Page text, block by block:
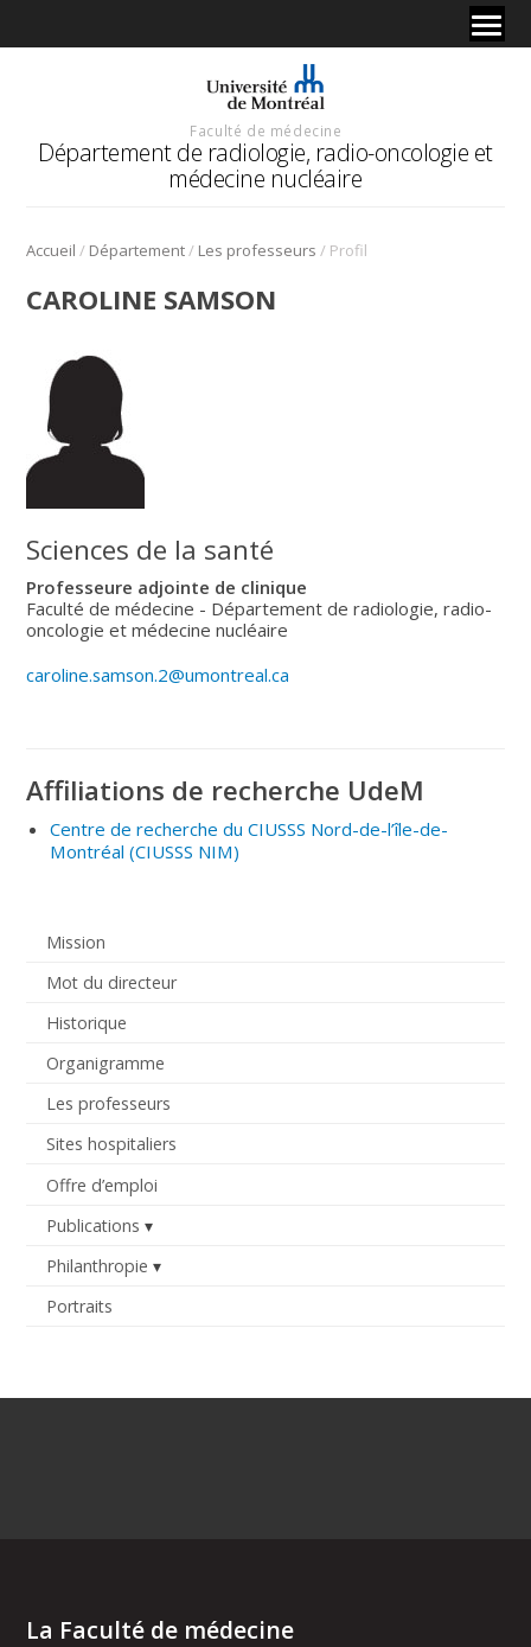
Faculté de médecine
Département de radiologie, radio-oncologie et
médecine nucléaire
Accueil / Département/ Les professeurs / Profil
Mission
Mot du directeur
Historique
Organigramme
Les professeurs
Sites hospitaliers
Offre d’emploi
Publications
Philanthropie
Portraits
CAROLINE SAMSON
Sciences de la santé
Professeure adjointe de clinique
Faculté de médecine - Département de radiologie, radio-
oncologie et médecine nucléaire
caroline.samson.2@umontreal.ca
Affiliations de recherche UdeM
Centre de recherche du CIUSSS Nord-de-l’île-de-
Montréal(CIUSSS NIM)
La Faculté de médecine